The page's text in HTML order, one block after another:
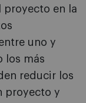
proyecto en la
uno y
los más
reducir los
proyecto y